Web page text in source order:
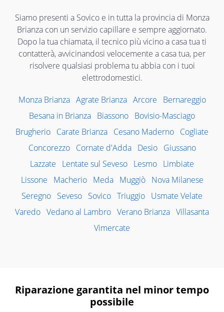
Siamo presenti a Sovico e in tutta la provincia di Monza
Brianza con un servizio capillare e sempre aggiornato.
Dopo la tua chiamata, il tecnico più vicino a casa tua ti
contatterà, avvicinandosi velocemente a casa tua, per
risolvere qualsiasi problema tu abbia con i tuoi
elettrodomestici.
Monza Brianza Agrate Brianza Arcore
Bernareggio
Besana in Brianza Biassono Bovisio-Masciago
Brugherio Carate Brianza Cesano Maderno Cogliate
Concorezzo
Cornate d'Adda Desio
Giussano
Lazzate
Lentate sul Seveso Lesmo Limbiate
Lissone
Macherio Meda Muggiò
Nova Milanese
Seregno Seveso Sovico Triuggio Usmate Velate
Varedo Vedano al Lambro Verano Brianza Villasanta
Vimercate
Riparazione garantita nel minor tempo
possibile